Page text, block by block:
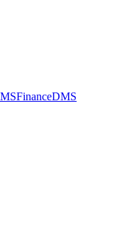
FinanceDMS